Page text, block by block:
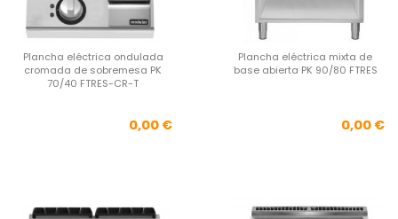
Plancha eléctrica ondulada
cromada de sobremesa PK
70/40 FTRES-CR-T
Precio
0,00 €
Plancha eléctrica mixta de
base abierta PK 90/80 FTRES
0,00 €